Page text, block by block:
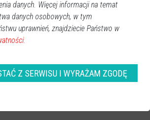
danych. Więcej informacji na temat
danych osobowych, w tym
uprawnień, znajdziecie Państwo w
Z SERWISU I WYRAŻAM ZGODĘ